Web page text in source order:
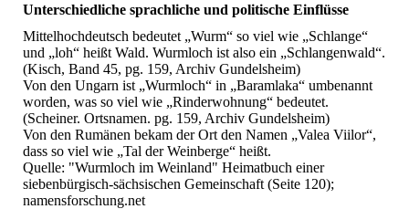
Unterschiedliche sprachliche und politische Einflüsse
Mittelhochdeutsch bedeutet „Wurm“ so viel wie „Schlange“
und „loh“ heißt Wald. Wurmloch ist also ein „Schlangenwald“.
(Kisch, Band 45, pg. 159, Archiv Gundelsheim)
Von den Ungarn ist „Wurmloch“ in „Baramlaka“ umbenannt
worden, was so viel wie „Rinderwohnung“ bedeutet.
(Scheiner. Ortsnamen. pg. 159, Archiv Gundelsheim)
Von den Rumänen bekam der Ort den Namen „Valea Viilor“,
dass so viel wie „Tal der Weinberge“ heißt.
Quelle: "Wurmloch im Weinland" Heimatbuch einer
siebenbürgisch-sächsischen Gemeinschaft (Seite 120);
namensforschung.net